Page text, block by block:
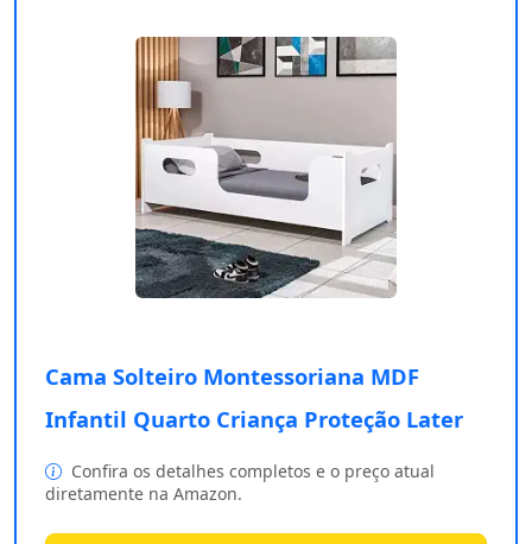
Cama Solteiro Montessoriana MDF
Infantil Quarto Criança Proteção Later
Confira os detalhes completos e o preço atual
diretamente na Amazon.